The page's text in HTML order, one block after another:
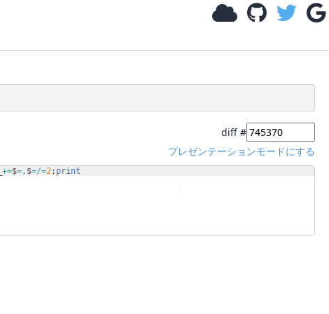
diff #
プレゼンテーションモードにする
+=$=, $=/=2; print